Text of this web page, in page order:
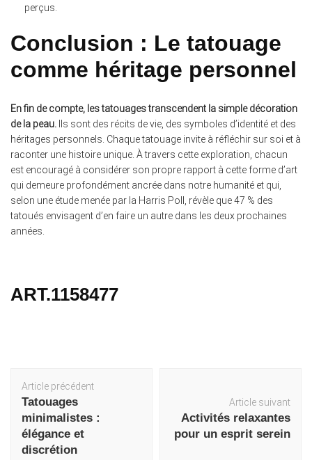
perçus.
Conclusion : Le tatouage
comme héritage personnel
En fin de compte, les tatouages transcendent la simple décoration
de la peau. Ils sont des récits de vie, des symboles d’identité et des
héritages personnels. Chaque tatouage invite à réfléchir sur soi et à
raconter une histoire unique. À travers cette exploration, chacun
est encouragé à considérer son propre rapport à cette forme d’art
qui demeure profondément ancrée dans notre humanité et qui,
selon une étude menée par la Harris Poll, révèle que 47 % des
tatoués envisagent d’en faire un autre dans les deux prochaines
années.
ART.1158477
Navigation
d'article
Article précédent
Tatouages
minimalistes :
élégance et
discrétion
Article suivant
Activités relaxantes
pour un esprit serein